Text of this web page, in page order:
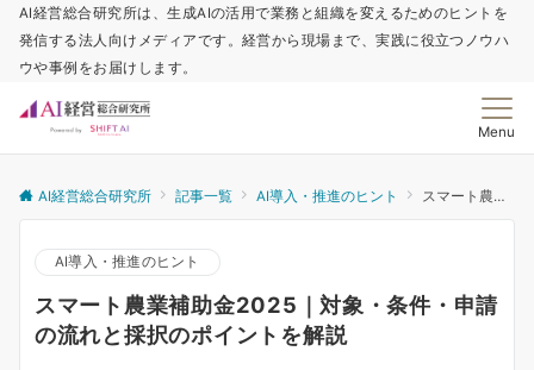
AI経営総合研究所は、生成AIの活用で業務と組織を変えるためのヒントを
発信する法人向けメディアです。経営から現場まで、実践に役立つノウハ
ウや事例をお届けします。
Menu
AI経営総合研究所 記事一覧 AI導入・推進のヒント スマート農業補助金2025｜対象・条件・申請の流れと採択のポイントを解説
AI導入・推進のヒント
スマート農業補助金2025｜対象・条件・申請
の流れと採択のポイントを解説